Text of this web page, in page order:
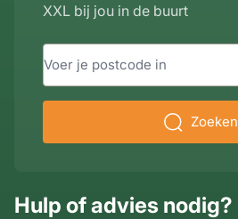
Hulp of advies nodig?
XXL bij jou in de buurt
Zoeken